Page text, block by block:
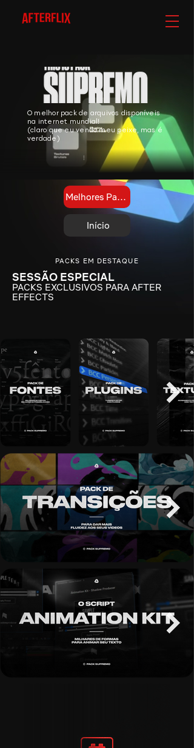
O melhor pack de arquivos disponíveis
na internet mundial!
(claro que eu vendo meu peixe, mas é
verdade)
Melhores Packs
Início
PACKS EM DESTAQUE
SESSÃO ESPECIAL
PACKS EXCLUSIVOS PARA AFTER
EFFECTS